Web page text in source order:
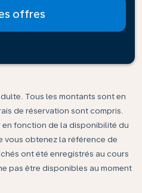
offres
Tous les montants sont en
de réservation sont compris.
en fonction de la disponibilité du
vous obtenez la référence de
ont été enregistrés au cours
pas être disponibles au moment